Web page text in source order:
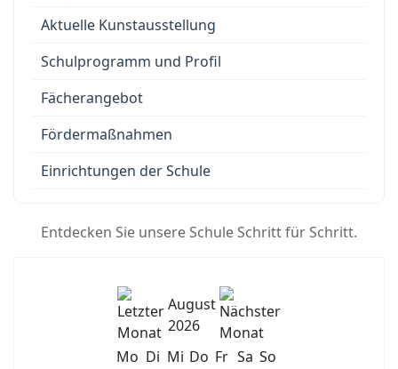
Aktuelle Kunstausstellung
Schulprogramm und Profil
Fächerangebot
Fördermaßnahmen
Einrichtungen der Schule
Entdecken Sie unsere Schule Schritt für Schritt.
August
2026
Mo Di Mi Do Fr Sa So